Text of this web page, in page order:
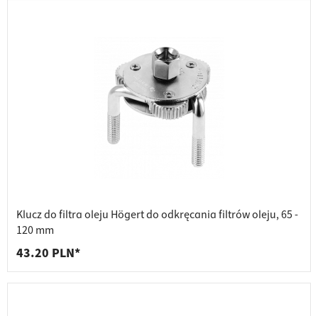
Klucz do filtra oleju Högert do odkręcania filtrów oleju, 65 -
120 mm
43.20 PLN*